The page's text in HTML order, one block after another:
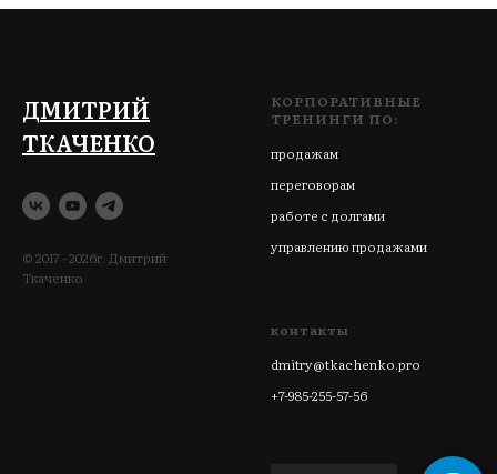
ДМИТРИЙ
ТКАЧЕНКО
© 2017 - 2026г. Дмитрий
Ткаченко
КОРПОРАТИВНЫЕ
ТРЕНИНГИ ПО:
продажам
переговорам
работе с долгами
управлению продажами
контакты
dmitry@tkachenko.pro
+7-985-255-57-56